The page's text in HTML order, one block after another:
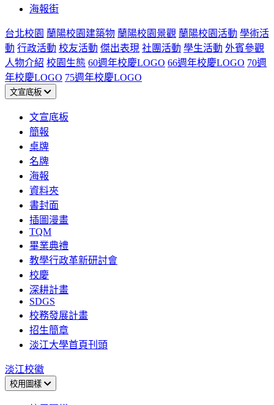
海報街
台北校園 蘭陽校園建築物 蘭陽校園景觀 蘭陽校園活動 學術活
動 行政活動 校友活動 傑出表現 社團活動 學生活動 外賓參觀
人物介紹 校園生態 60週年校慶LOGO 66週年校慶LOGO 70週
年校慶LOGO 75週年校慶LOGO
文宣底板
文宣底板
簡報
桌牌
名牌
海報
資料夾
書封面
插圖漫畫
TQM
畢業典禮
教學行政革新研討會
校慶
深耕計畫
SDGS
校務發展計畫
招生簡章
淡江大學首頁刊頭
淡江校徽
校用圖樣